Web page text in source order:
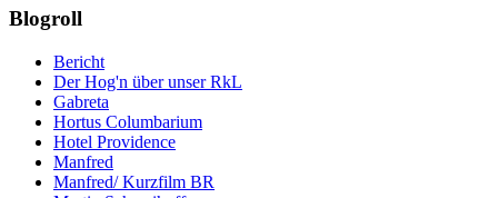
Blogroll
Bericht
Der Hog'n über unser RkL
Gabreta
Hortus Columbarium
Hotel Providence
Manfred
Manfred/ Kurzfilm BR